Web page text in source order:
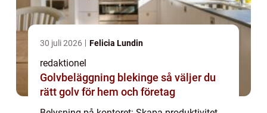
30 juli 2026 Felicia Lundin
redaktionel
Golvbeläggning blekinge så väljer du
rätt golv för hem och företag